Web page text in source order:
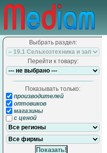
Выбрать раздел:
Перейти к товару:
Показывать только:
производителей
оптовиков
магазины
с ценой